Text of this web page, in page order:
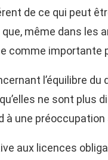
de ce qui peut
même dans
comme importante
l’équilibre
ne sont plus
à une
aux licences